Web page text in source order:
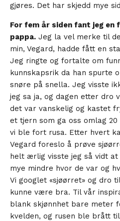
gjøres. Det har skjedd mye
For fem år siden fant jeg en
pappa. Jeg la vel merke til
min, Vegard, hadde fått en
Jeg ringte og fortalte om
kunnskapsrik da han spurte
snøre på snella. Jeg visste
jeg sa ja, og dagen etter dro
det var vanskelig og kastet
et tjern som ga oss omlag
vi ble fort rusa. Etter hvert
Vegard foreslo å prøve
helt ærlig visste jeg så vidt
mye mindre hvor de var og
Vi googlet «sjøørret» og dro
kunne være bra. Til vår
blank skjønnhet bare meter
kvelden, og rusen ble brått